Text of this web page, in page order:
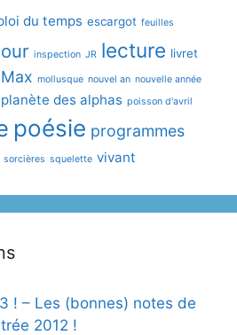
du temps escargot feuilles
inspection JR lecture livret
Max mollusque nouvel an nouvelle année
planète des alphas poisson d'avril
poésie programmes
sorcières squelette vivant
! – Les (bonnes) notes de
2012 !